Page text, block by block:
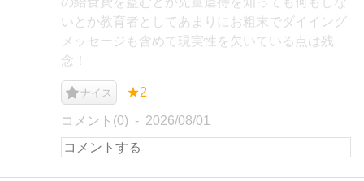
いとか教育者としてあまりにお粗末でダイイング
メッセージも含めて現実性を欠いている点は残
念！
ナイス ★2
コメント(0) 2026/08/01